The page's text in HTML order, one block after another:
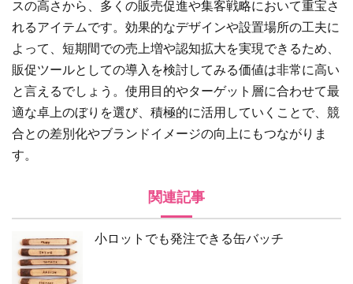
スの高さから、多くの販売促進や集客戦略において重宝さ
れるアイテムです。効果的なデザインや設置場所の工夫に
よって、短期間での売上増や認知拡大を実現できるため、
販促ツールとしての導入を検討してみる価値は非常に高い
と言えるでしょう。使用目的やターゲット層に合わせて最
適な卓上のぼりを選び、積極的に活用していくことで、競
合との差別化やブランドイメージの向上にもつながりま
す。
関連記事
小ロットでも発注できる缶バッチ